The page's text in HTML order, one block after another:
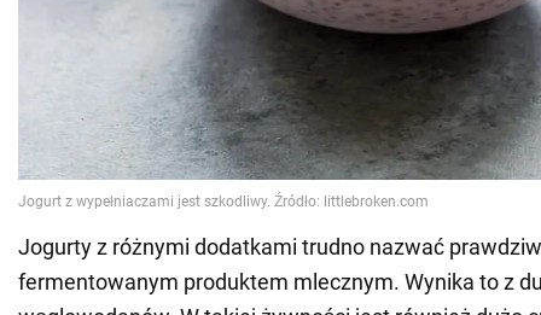
Jogurty z różnymi dodatkami trudno nazwać
fermentowanym produktem mlecznym. Wynika to z